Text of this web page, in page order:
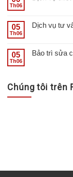
Th06
05
Th06
Dịch vụ tư
05
Th06
Bảo trì sửa
Chúng tôi trên